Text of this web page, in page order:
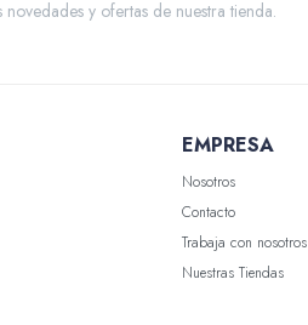
novedades y ofertas de nuestra tienda.
EMPRESA
Nosotros
Contacto
Trabaja con nosotros
Nuestras Tiendas